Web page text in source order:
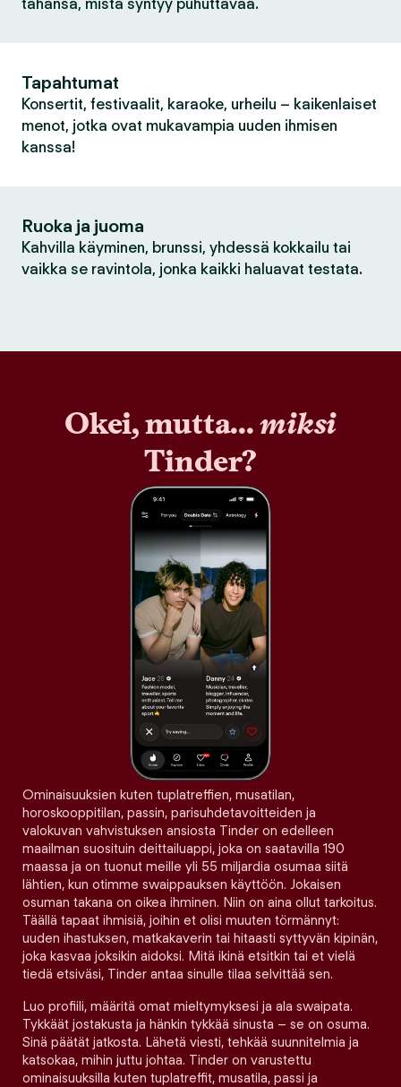
tahansa, mistä syntyy puhuttavaa.
Tapahtumat
Konsertit, festivaalit, karaoke, urheilu – kaikenlaiset
menot, jotka ovat mukavampia uuden ihmisen
kanssa!
Ruoka ja juoma
Kahvilla käyminen, brunssi, yhdessä kokkailu tai
vaikka se ravintola, jonka kaikki haluavat testata.
Okei, mutta...miksi
Tinder?
Ominaisuuksien kuten tuplatreffien, musatilan,
horoskooppitilan, passin, parisuhdetavoitteiden ja
valokuvan vahvistuksen ansiosta Tinder on edelleen
maailman suosituin deittailuappi, joka on saatavilla 190
maassa ja on tuonut meille yli 55 miljardia osumaa siitä
lähtien, kun otimme swaippauksen käyttöön. Jokaisen
osuman takana on oikea ihminen. Niin on aina ollut tarkoitus.
Täällä tapaat ihmisiä, joihin et olisi muuten törmännyt:
uuden ihastuksen, matkakaverin tai hitaasti syttyvän kipinän,
joka kasvaa joksikin aidoksi. Mitä ikinä etsitkin tai et vielä
tiedä etsiväsi, Tinder antaa sinulle tilaa selvittää sen.
Luo profiili, määritä omat mieltymyksesi ja ala swaipata.
Tykkäät jostakusta ja hänkin tykkää sinusta – se on osuma.
Sinä päätät jatkosta. Lähetä viesti, tehkää suunnitelmia ja
katsokaa, mihin juttu johtaa. Tinder on varustettu
ominaisuuksilla kuten tuplatreffit, musatila, passi ja